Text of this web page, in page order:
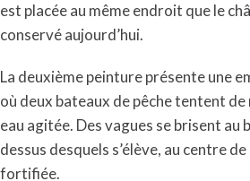
est placée au même endroit que le
conservé aujourd’hui.
La deuxième peinture présente une
où deux bateaux de pêche tentent
eau agitée. Des vagues se brisent au
dessus desquels s’élève, au centre
fortifiée.